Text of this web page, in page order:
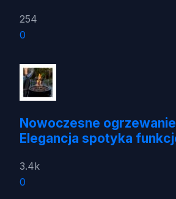
254
0
Nowoczesne
Elegancja spotyka
3.4k
0